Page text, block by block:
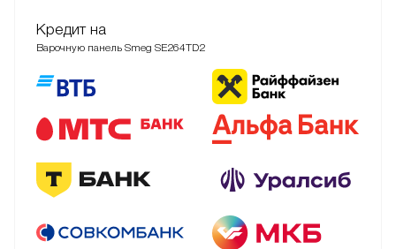
Кредит на
Варочную панель Smeg SE264TD2